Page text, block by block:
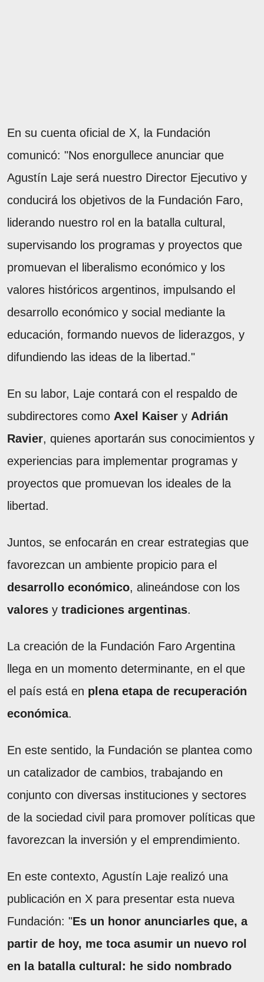
En su cuenta oficial de X, la Fundación
comunicó: "Nos enorgullece anunciar que
Agustín Laje será nuestro Director Ejecutivo y
conducirá los objetivos de la Fundación Faro,
liderando nuestro rol en la batalla cultural,
supervisando los programas y proyectos que
promuevan el liberalismo económico y los
valores históricos argentinos, impulsando el
desarrollo económico y social mediante la
educación, formando nuevos de liderazgos, y
difundiendo las ideas de la libertad."
En su labor, Laje contará con el respaldo de
subdirectores como Axel Kaiser y Adrián
Ravier, quienes aportarán sus conocimientos y
experiencias para implementar programas y
proyectos que promuevan los ideales de la
libertad.
Juntos, se enfocarán en crear estrategias que
favorezcan un ambiente propicio para el
desarrollo económico, alineándose con los
valores y tradiciones argentinas.
La creación de la Fundación Faro Argentina
llega en un momento determinante, en el que
el país está en plena etapa de recuperación
económica.
En este sentido, la Fundación se plantea como
un catalizador de cambios, trabajando en
conjunto con diversas instituciones y sectores
de la sociedad civil para promover políticas que
favorezcan la inversión y el emprendimiento.
En este contexto, Agustín Laje realizó una
publicación en X para presentar esta nueva
Fundación: "Es un honor anunciarles que, a
partir de hoy, me toca asumir un nuevo rol
en la batalla cultural: he sido nombrado